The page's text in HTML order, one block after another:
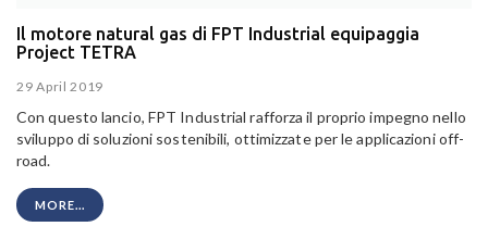
Il motore natural gas di FPT Industrial equipaggia
Project TETRA
29 April 2019
Con questo lancio, FPT Industrial rafforza il proprio impegno nello
sviluppo di soluzioni sostenibili, ottimizzate per le applicazioni off-
road.
MORE...